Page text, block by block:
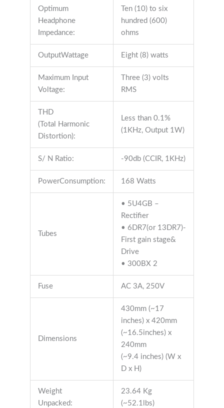
Optimum
Headphone
Impedance:
Ten (10) to six
hundred (600)
ohms
OutputWattage Eight (8) watts
Maximum Input
Voltage:
Three (3) volts
RMS
THD
(Total Harmonic
Distortion):
Less than 0.1%
(1KHz, Output 1W)
S/ N Ratio: -90db (CCIR, 1KHz)
PowerConsumption: 168 Watts
Tubes
• 5U4GB –
Rectifier
• 6DR7(or 13DR7)-
First gain stage&
Drive
• 300BX 2
Fuse AC 3A, 250V
Dimensions
430mm (~17
inches) x 420mm
(~16.5inches) x
240mm
(~9.4 inches) (W x
D x H)
Weight
Unpacked:
23.64 Kg
(~52.1lbs)